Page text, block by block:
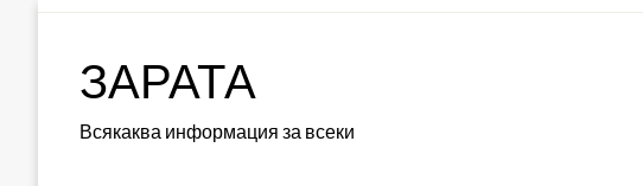
ЗАРАТА
Всякаква информация за всеки